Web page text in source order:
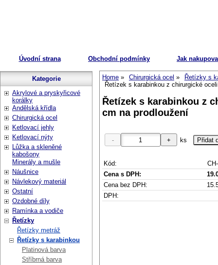
Úvodní strana Obchodní podmínky Jak
Home Chirurgická ocel
Řetízky s
Řetízek s karabinkou z chirurgické
Řetízek s karabinkou z
cm na prodloužení
ks
Kód:
Cena s DPH:
Cena bez DPH:
DPH:
Kategorie
Akrylové a pryskyřicové
korálky
Andělská křídla
Chirurgická ocel
Ketlovací jehly
Ketlovací nýty
Lůžka a skleněné
kabošony
Minerály a mušle
Náušnice
Návlekový materiál
Ostatní
Ozdobné díly
Ramínka a vodiče
Řetízky
Řetízky metráž
Řetízky s karabinkou
Platinová barva
Stříbrná barva